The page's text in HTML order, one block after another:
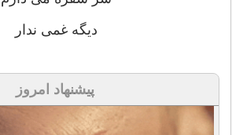
دیگه غمی ندار
پیشنهاد امروز